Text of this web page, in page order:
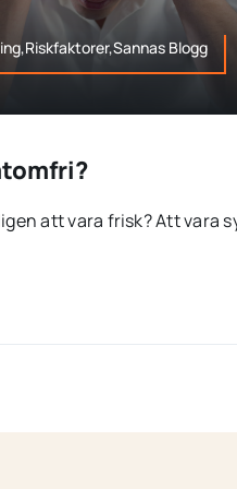
Blogg
att vara frisk? Att vara